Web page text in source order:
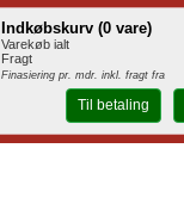
Indkøbskurv (0 vare)
Varekøb ialt
Fragt
Finasiering pr. mdr. inkl. fragt fra
Til betaling